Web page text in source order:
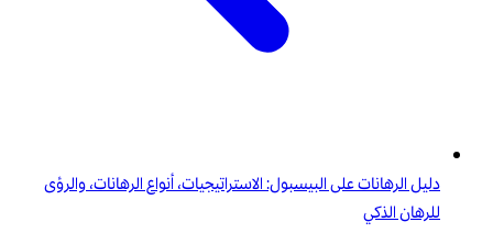
دليل الرهانات على البيسبول: الاستراتيجيات، أنواع الرهانات، والرؤى
للرهان الذكي